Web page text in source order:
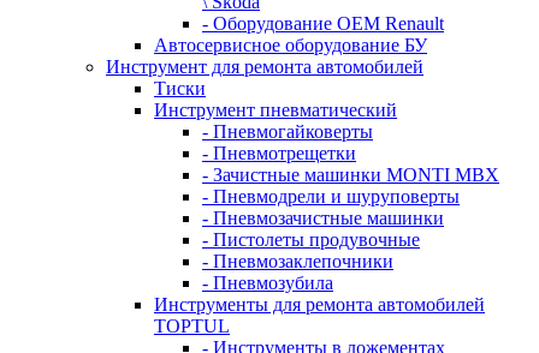
- Оборудование OEM Renault
Автосервисное оборудование БУ
Инструмент для ремонта автомобилей
Тиски
Инструмент пневматический
- Пневмогайковерты
- Пневмотрещетки
- Зачистные машинки MONTI MBX
- Пневмодрели и шуруповерты
- Пневмозачистные машинки
- Пистолеты продувочные
- Пневмозаклепочники
- Пневмозубила
Инструменты для ремонта автомобилей
TOPTUL
- Инструменты в ложементах